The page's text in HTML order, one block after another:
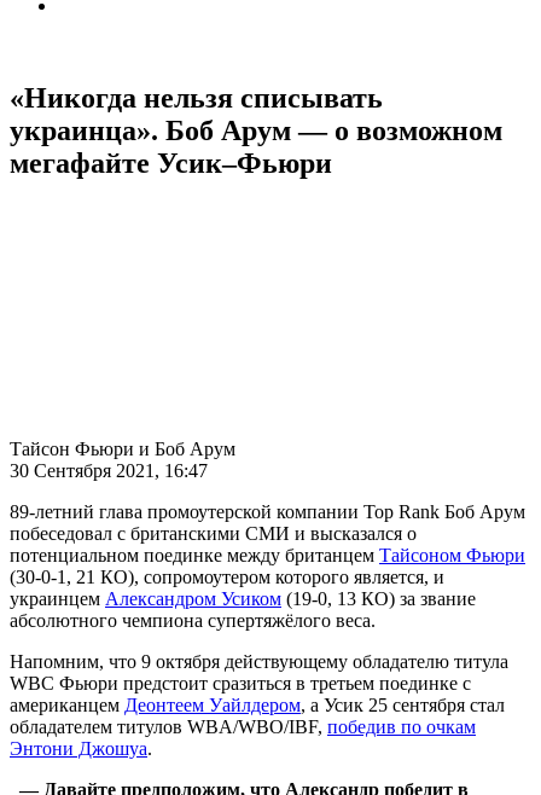
«Никогда нельзя списывать
украинца». Боб Арум — о возможном
мегафайте Усик–Фьюри
Тайсон Фьюри и Боб Арум
30 Сентября 2021, 16:47
89-летний глава промоутерской компании Top Rank Боб Арум
побеседовал с британскими СМИ и высказался о
потенциальном поединке между британцем Тайсоном Фьюри
(30-0-1, 21 КО), сопромоутером которого является, и
украинцем Александром Усиком (19-0, 13 КО) за звание
абсолютного чемпиона супертяжёлого веса.
Напомним, что 9 октября действующему обладателю титула
WBC Фьюри предстоит сразиться в третьем поединке с
американцем Деонтеем Уайлдером, а Усик 25 сентября стал
обладателем титулов WBA/WBO/IBF, победив по очкам
Энтони Джошуа.
— Давайте предположим, что Александр победит в